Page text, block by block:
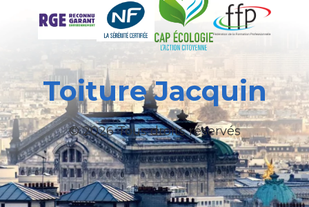
Toiture Jacquin
© 2026 Tous droits réservés